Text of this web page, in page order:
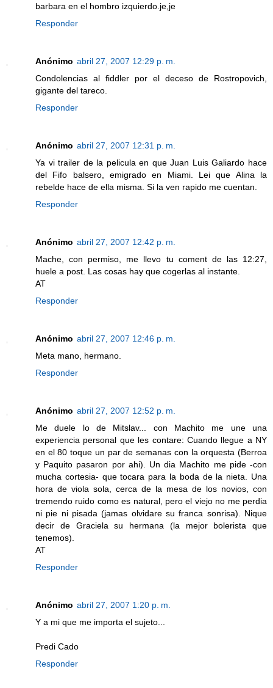
barbara en el hombro izquierdo.je,je
Responder
Anónimo abril 27, 2007 12:29 p. m.
Condolencias al fiddler por el deceso de Rostropovich,
gigante del tareco.
Responder
Anónimo abril 27, 2007 12:31 p. m.
Ya vi trailer de la pelicula en que Juan Luis Galiardo hace
del Fifo balsero, emigrado en Miami. Lei que Alina la
rebelde hace de ella misma. Si la ven rapido me cuentan.
Responder
Anónimo abril 27, 2007 12:42 p. m.
Mache, con permiso, me llevo tu coment de las 12:27,
huele a post. Las cosas hay que cogerlas al instante.
AT
Responder
Anónimo abril 27, 2007 12:46 p. m.
Meta mano, hermano.
Responder
Anónimo abril 27, 2007 12:52 p. m.
Me duele lo de Mitslav... con Machito me une una
experiencia personal que les contare: Cuando llegue a NY
en el 80 toque un par de semanas con la orquesta (Berroa
y Paquito pasaron por ahi). Un dia Machito me pide -con
mucha cortesia- que tocara para la boda de la nieta. Una
hora de viola sola, cerca de la mesa de los novios, con
tremendo ruido como es natural, pero el viejo no me perdia
ni pie ni pisada (jamas olvidare su franca sonrisa). Nique
decir de Graciela su hermana (la mejor bolerista que
tenemos).
AT
Responder
Anónimo abril 27, 2007 1:20 p. m.
Y a mi que me importa el sujeto...
Predi Cado
Responder